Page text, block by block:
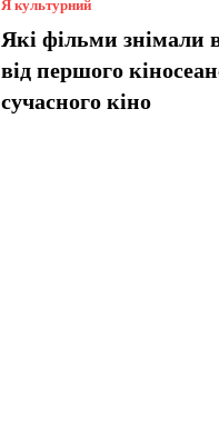
Я культурний
Які фільми знімали
від першого
сучасного кіно